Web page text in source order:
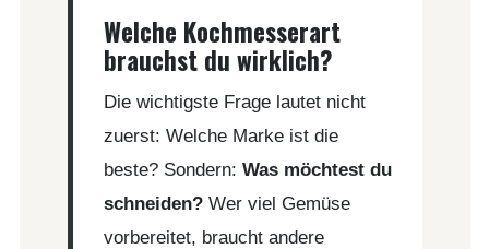
Welche Kochmesserart
brauchst du wirklich?
Die wichtigste Frage lautet nicht
zuerst: Welche Marke ist die
beste? Sondern: Was möchtest du
schneiden?Wer viel Gemüse
vorbereitet, braucht andere